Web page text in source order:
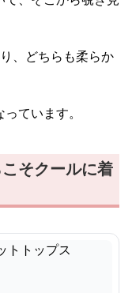
、どちらも柔らか
ています。
そクールに着